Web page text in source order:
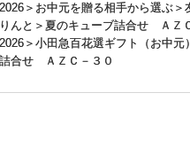
＞ お中元を贈る相手から選ぶ ＞
んと＞夏のキューブ詰合せ ＡＺ
＞ 小田急百花選ギフト（お中元）
合せ ＡＺＣ－３０